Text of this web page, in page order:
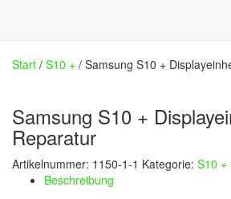
Start / S10 + / Samsung S10 +
Samsung S10 +
Reparatur
Artikelnummer: 1150-1-1 Kategorie: S10 +
Beschreibung